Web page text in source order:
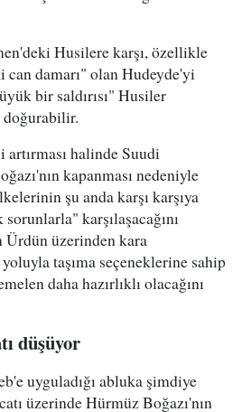
Husilere karşı, özellikle
can damarı" olan Hudeyde'yi
bir saldırısı" Husiler
doğurabilir.
halinde Suudi
kapanması nedeniyle
şu anda karşı karşıya
karşılaşacağını
Ürdün üzerinden kara
taşıma seçeneklerine sahip
daha hazırlıklı olacağını
düşüyor
uyguladığı abluka şimdiye
üzerinde Hürmüz Boğazı'nın